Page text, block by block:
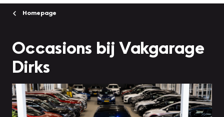
Homepage
Occasions bij Vakgarage
Dirks